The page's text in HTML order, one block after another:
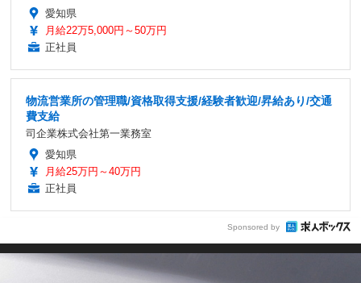
愛知県
月給22万5,000円～50万円
正社員
物流営業所の管理職/資格取得支援/経験者歓迎/昇給あり/交通
費支給
司企業株式会社第一業務室
愛知県
月給25万円～40万円
正社員
Sponsored by